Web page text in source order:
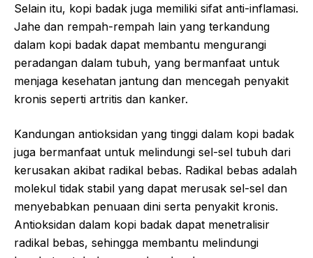
Selain itu, kopi badak juga memiliki sifat anti-inflamasi.
Jahe dan rempah-rempah lain yang terkandung
dalam kopi badak dapat membantu mengurangi
peradangan dalam tubuh, yang bermanfaat untuk
menjaga kesehatan jantung dan mencegah penyakit
kronis seperti artritis dan kanker.
Kandungan antioksidan yang tinggi dalam kopi badak
juga bermanfaat untuk melindungi sel-sel tubuh dari
kerusakan akibat radikal bebas. Radikal bebas adalah
molekul tidak stabil yang dapat merusak sel-sel dan
menyebabkan penuaan dini serta penyakit kronis.
Antioksidan dalam kopi badak dapat menetralisir
radikal bebas, sehingga membantu melindungi